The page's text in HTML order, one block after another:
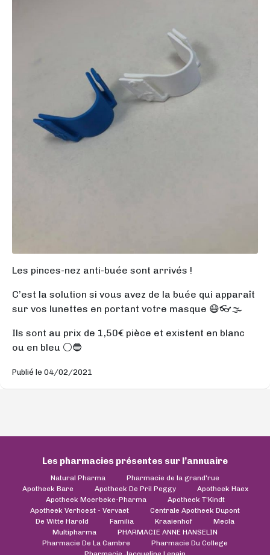
Les pinces-nez anti-buée sont arrivés !
C’est la solution si vous avez de la buée qui apparaît
sur vos lunettes en portant votre masque 😷👓🌫
Ils sont au prix de 1,50€ pièce et existent en blanc
ou en bleu ⚪️🔵
Publié le 04/02/2021
Les pharmacies présentes sur l’annuaire
Natural Pharma
Pharmacie de la grand'rue
Apotheek Bare
Apotheek De Pril Peggy
Apotheek Haex
Apotheek Moerbeke-Pharma
Apotheek T'Kindt
Apotheek Verhoest - Vervaet
Centrale Apotheek Dupont
De Witte Harold
Familia Kraaienhof
Mecla
Multipharma
PHARMACIE ANNE HANSELIN
Pharmacie De La Cambre
Pharmacie Du College